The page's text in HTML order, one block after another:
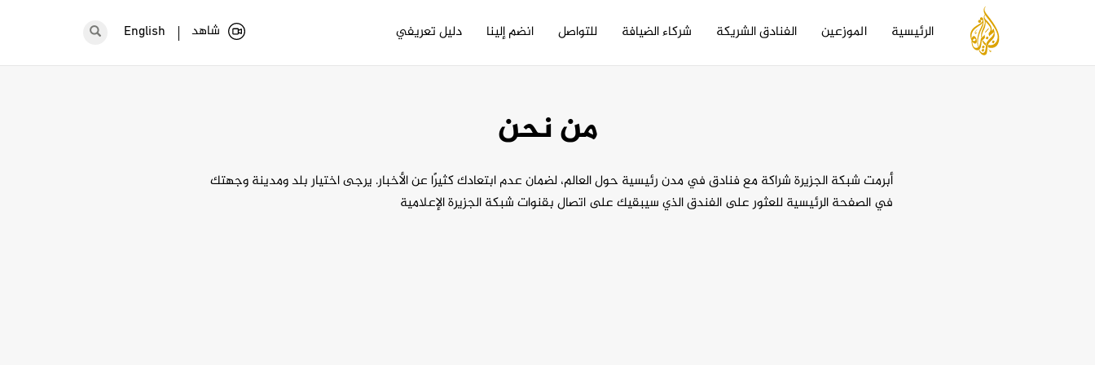
تجاوز
Main
navigation
الرئيسية الموزعين الفنادق الشريكة شركاء الضيافة للتواصل انضم إلينا دليل تعريفي English شاهد
من نحن
أبرمت شبكة الجزيرة شراكة مع فنادق في مدن رئيسية حول العالم، لضمان عدم ابتعادك كثيرًا عن الأخبار. يرجى اختيار بلد ومدينة وجهتك
في الصفحة الرئيسية للعثور على الفندق الذي سيبقيك على اتصال بقنوات شبكة الجزيرة الإعلامية